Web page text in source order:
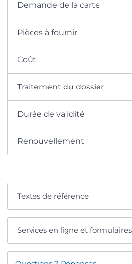
Demande de la carte
Pièces à fournir
Coût
Traitement du dossier
Durée de validité
Renouvellement
Textes de référence
Services en ligne et formulaires